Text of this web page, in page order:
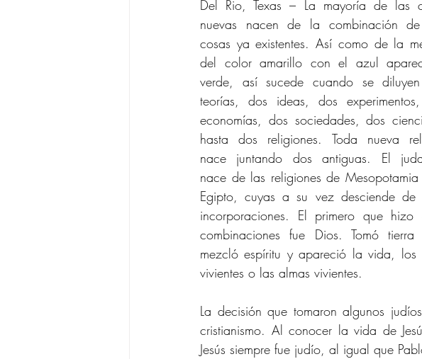
Del Rio, Texas – La mayoría de las
nuevas nacen de la combinación
cosas ya existentes. Así como de la
del color amarillo con el azul
verde, así sucede cuando se
teorías, dos ideas, dos
economías, dos sociedades, dos
hasta dos religiones. Toda nueva
nace juntando dos antiguas. El
nace de las religiones de
Egipto, cuyas a su vez desciende de
incorporaciones. El primero que hizo
combinaciones fue Dios. Tomó
mezcló espíritu y apareció la vida, los
vivientes o las almas vivientes.
La decisión que tomaron algunos
cristianismo. Al conocer la vida de
Jesús siempre fue judío, al igual que